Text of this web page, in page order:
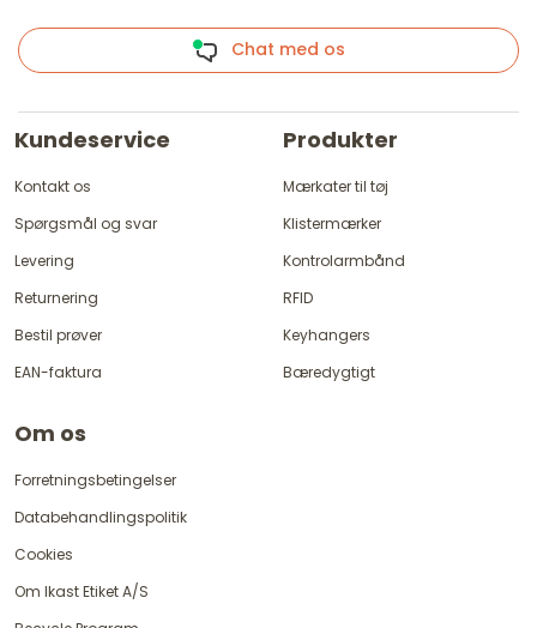
Chat med os
Kundeservice
Kontakt os
Spørgsmål og svar
Levering
Returnering
Bestil prøver
EAN-faktura
Produkter
Mærkater til tøj
Klistermærker
Kontrolarmbånd
RFID
Keyhangers
Bæredygtigt
Om os
Forretningsbetingelser
Databehandlingspolitik
Cookies
Om Ikast Etiket A/S